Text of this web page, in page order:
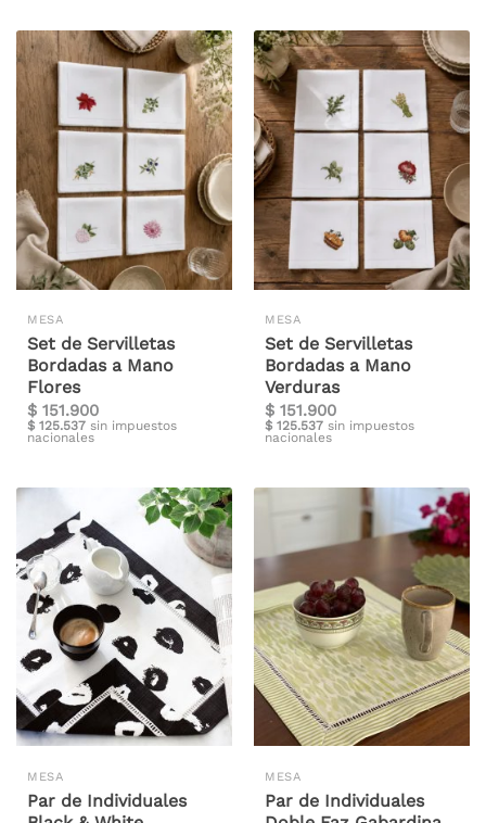
MESA
Set de Servilletas
Bordadas a Mano
Flores
$ 151.900
$ 125.537 sin impuestos
nacionales
MESA
Set de Servilletas
Bordadas a Mano
Verduras
$ 151.900
$ 125.537 sin impuestos
nacionales
MESA
Par de Individuales
MESA
Par de Individuales